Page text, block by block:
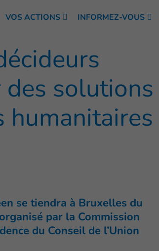
VOS ACTIONS INFORMEZ-VOUS
solutions
humanitaires
se tiendra à Bruxelles du
par la Commission
du Conseil de l’Union